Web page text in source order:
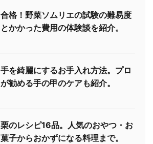
合格！野菜ソムリエの試験の難易度
とかかった費用の体験談を紹介。
手を綺麗にするお手入れ方法。プロ
が勧める手の甲のケアも紹介。
栗のレシピ16品。人気のおやつ・お
菓子からおかずになる料理まで。